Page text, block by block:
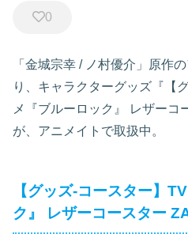
0
「金城宗幸 / ノ村優介」原作
り、キャラクターグッズ『【
メ『ブルーロック』 レザーコ
が、アニメイトで取扱中。
【グッズ-コースター】
ク』 レザーコースター